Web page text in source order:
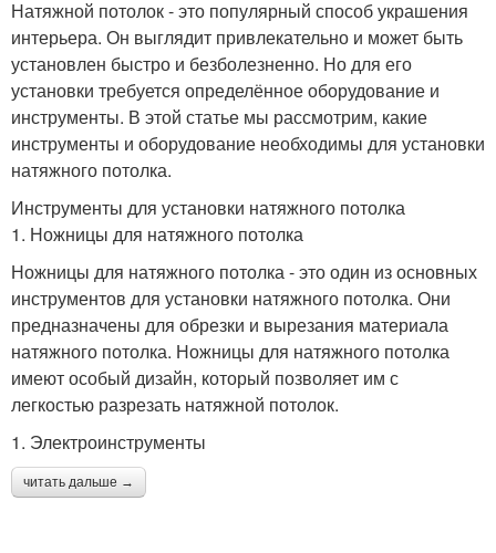
Натяжной потолок - это популярный способ украшения
интерьера. Он выглядит привлекательно и может быть
установлен быстро и безболезненно. Но для его
установки требуется определённое оборудование и
инструменты. В этой статье мы рассмотрим, какие
инструменты и оборудование необходимы для установки
натяжного потолка.
Инструменты для установки натяжного потолка
1. Ножницы для натяжного потолка
Ножницы для натяжного потолка - это один из основных
инструментов для установки натяжного потолка. Они
предназначены для обрезки и вырезания материала
натяжного потолка. Ножницы для натяжного потолка
имеют особый дизайн, который позволяет им с
легкостью разрезать натяжной потолок.
1. Электроинструменты
читать дальше →